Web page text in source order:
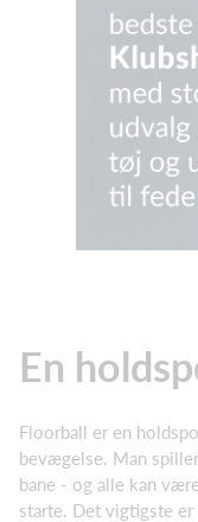
En
Floorball er en
bevægelse. Man
bane - og alle kan
starte. Det vigtigste